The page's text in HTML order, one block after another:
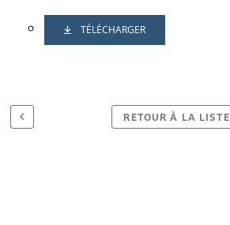
TÉLÉCHARGER
RETOUR À LA LISTE